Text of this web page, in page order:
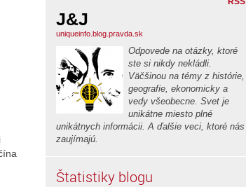
J&J
uniqueinfo.blog.pravda.sk
Odpovede na otázky, ktoré
ste si nikdy nekládli.
Väčšinou na témy z histórie,
geografie, ekonomicky a
vedy všeobecne. Svet je
unikátne miesto plné
unikátnych informácii. A ďalšie veci, ktoré nás
zaujímajú.
Štatistiky blogu